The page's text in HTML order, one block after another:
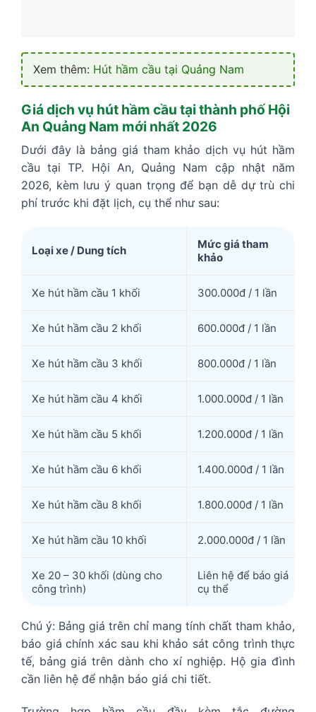
Xem thêm: Hút hầm cầu tại Quảng Nam
Giá dịch vụ hút hầm cầu tại thành phố Hội
An Quảng Nam mới nhất 2026
Dưới đây là bảng giá tham khảo dịch vụ hút hầm
cầu tại TP. Hội An, Quảng Nam cập nhật năm
2026, kèm lưu ý quan trọng để bạn dễ dự trù chi
phí trước khi đặt lịch, cụ thể như sau:
Loại xe / Dung tích
Mức giá tham
khảo
Xe hút hầm cầu 1 khối 300.000đ / 1 lần
Xe hút hầm cầu 2 khối 600.000đ / 1 lần
Xe hút hầm cầu 3 khối 800.000đ / 1 lần
Xe hút hầm cầu 4 khối 1.000.000đ / 1 lần
Xe hút hầm cầu 5 khối 1.200.000đ / 1 lần
Xe hút hầm cầu 6 khối 1.400.000đ / 1 lần
Xe hút hầm cầu 8 khối 1.800.000đ / 1 lần
Xe hút hầm cầu 10 khối 2.000.000đ / 1 lần
Xe 20 – 30 khối (dùng cho
công trình)
Liên hệ để báo giá
cụ thể
Chú ý: Bảng giá trên chỉ mang tính chất tham khảo,
báo giá chính xác sau khi khảo sát công trình thực
tế, bảng giá trên dành cho xí nghiệp. Hộ gia đình
cần liên hệ để nhận báo giá chi tiết.